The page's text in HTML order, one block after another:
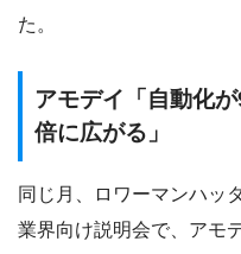
た。
アモデイ「自動化
倍に広がる」
同じ月、ロワーマンハッ
業界向け説明会で、アモ